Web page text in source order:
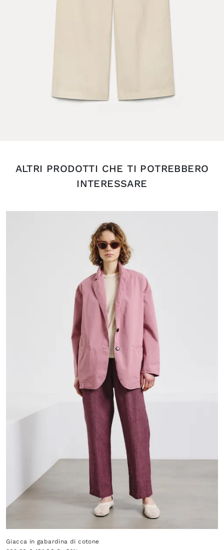
ALTRI PRODOTTI CHE TI POTREBBERO
INTERESSARE
Giacca in gabardina di cotone